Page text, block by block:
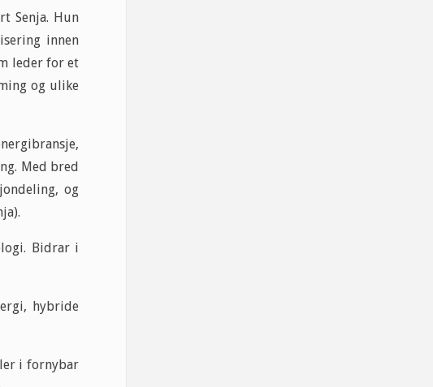
Senja. Hun
innen
leder for et
og ulike
Med bred
og
Bidrar i
hybride
i fornybar